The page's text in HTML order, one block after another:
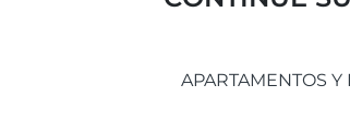
APARTAMENTOS Y